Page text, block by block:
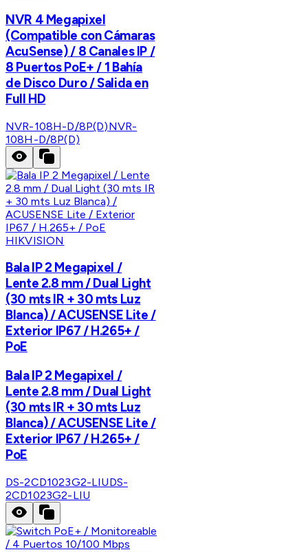
NVR 4 Megapixel
(Compatible con Cámaras
AcuSense) / 8 Canales IP /
8 Puertos PoE+ / 1 Bahía
de Disco Duro / Salida en
Full HD
NVR-108H-D/8P(D)NVR-
108H-D/8P(D)
HIKVISION
Bala IP 2 Megapixel /
Lente 2.8 mm / Dual Light
(30 mts IR + 30 mts Luz
Blanca) / ACUSENSE Lite /
Exterior IP67 / H.265+ /
PoE
Bala IP 2 Megapixel /
Lente 2.8 mm / Dual Light
(30 mts IR + 30 mts Luz
Blanca) / ACUSENSE Lite /
Exterior IP67 / H.265+ /
PoE
DS-2CD1023G2-LIUDS-
2CD1023G2-LIU